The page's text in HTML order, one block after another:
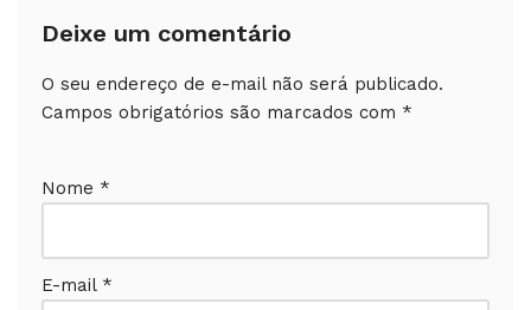
Deixe um comentário
O seu endereço de e-mail não será publicado.
Campos obrigatórios são marcados com *
Nome *
E-mail *